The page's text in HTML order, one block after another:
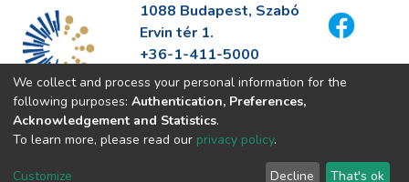
1088 Budapest, Szabó
Ervin tér 1.
+36-1-411-5000
info@fszek.hu
https://fszek.hu
We collect and process your personal information for the
following purposes: Authentication, Preferences,
Acknowledgement and Statistics.
To learn more, please read our privacy policy.
Customize Decline That's ok